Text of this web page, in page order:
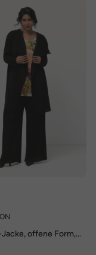
offene Form,
Langarm